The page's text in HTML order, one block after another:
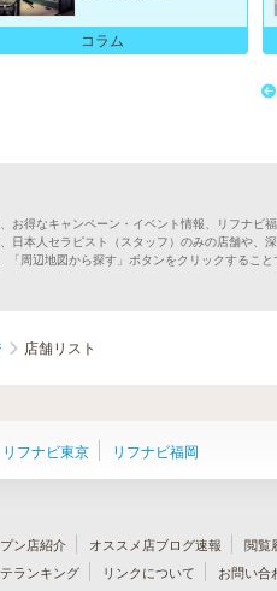
コラム
得なキャンペーン・イベント情報、リフナビ
本人セラピスト（スタッフ）のみの店舗や、
周辺地図から探す」ボタンをクリックするこ
店舗リスト
リフナビ東京 リフナビ福岡
ン店紹介 オススメ店ブログ速報 閲覧
ランキング リンクについて お問い合